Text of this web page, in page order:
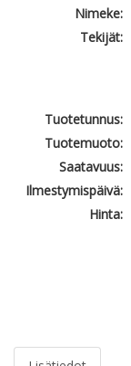
Nimeke:
Tekijät:
Tuotetunnus:
Tuotemuoto:
Saatavuus:
Ilmestymispäivä:
Hinta: